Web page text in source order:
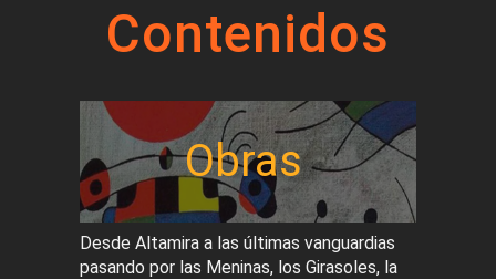
Contenidos
Obras
Desde Altamira a las últimas vanguardias
pasando por las Meninas, los Girasoles, la